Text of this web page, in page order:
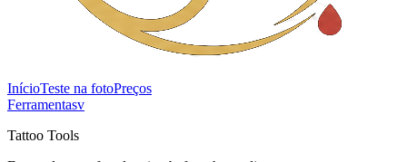
InícioTeste na fotoPreços
Ferramentasv
Tattoo Tools